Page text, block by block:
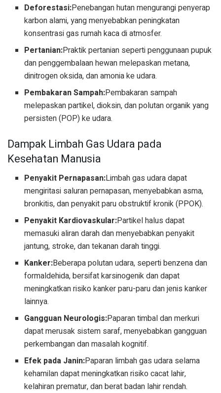
Deforestasi:Penebangan hutan mengurangi penyerap
karbon alami, yang menyebabkan peningkatan
konsentrasi gas rumah kaca di atmosfer.
Pertanian:Praktik pertanian seperti penggunaan pupuk
dan penggembalaan hewan melepaskan metana,
dinitrogen oksida, dan amonia ke udara.
Pembakaran Sampah:Pembakaran sampah
melepaskan partikel, dioksin, dan polutan organik yang
persisten (POP) ke udara.
Dampak Limbah Gas Udara pada
Kesehatan Manusia
Penyakit Pernapasan:Limbah gas udara dapat
mengiritasi saluran pernapasan, menyebabkan asma,
bronkitis, dan penyakit paru obstruktif kronik (PPOK).
Penyakit Kardiovaskular:Partikel halus dapat
memasuki aliran darah dan menyebabkan penyakit
jantung, stroke, dan tekanan darah tinggi.
Kanker:Beberapa polutan udara, seperti benzena dan
formaldehida, bersifat karsinogenik dan dapat
meningkatkan risiko kanker paru-paru dan jenis kanker
lainnya.
Gangguan Neurologis:Paparan timbal dan merkuri
dapat merusak sistem saraf, menyebabkan gangguan
perkembangan dan masalah kognitif.
Efek pada Janin:Paparan limbah gas udara selama
kehamilan dapat meningkatkan risiko cacat lahir,
kelahiran prematur, dan berat badan lahir rendah.